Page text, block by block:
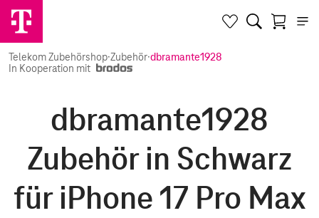
Telekom Zubehörshop·Zubehör·dbramante1928
In Kooperation mit
dbramante1928
Zubehör in Schwarz
für iPhone 17 Pro Max